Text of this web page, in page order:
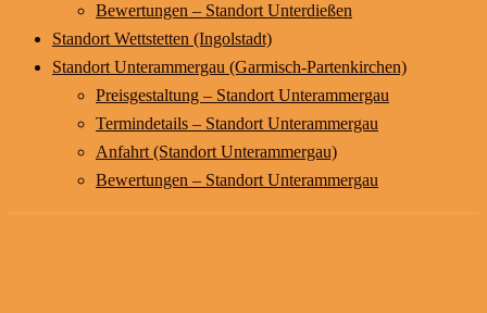
Bewertungen – Standort Unterdießen
Standort Wettstetten (Ingolstadt)
Standort Unterammergau (Garmisch-Partenkirchen)
Preisgestaltung – Standort Unterammergau
Termindetails – Standort Unterammergau
Anfahrt (Standort Unterammergau)
Bewertungen – Standort Unterammergau